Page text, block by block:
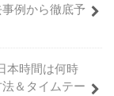
例から徹底予
本時間は何時
＆タイムテー